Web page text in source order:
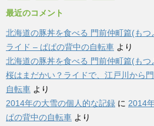
最近のコメント
北海道の豚丼を食べる 門前仲町篇(もつ
ライド – ぱぱの背中の自転車 より
北海道の豚丼を食べる 門前仲町篇(もつ
桜はまだかい？ライドで、江戸川から
自転車 より
2014年の大雪の個人的な記録 に 2014
ぱの背中の自転車 より